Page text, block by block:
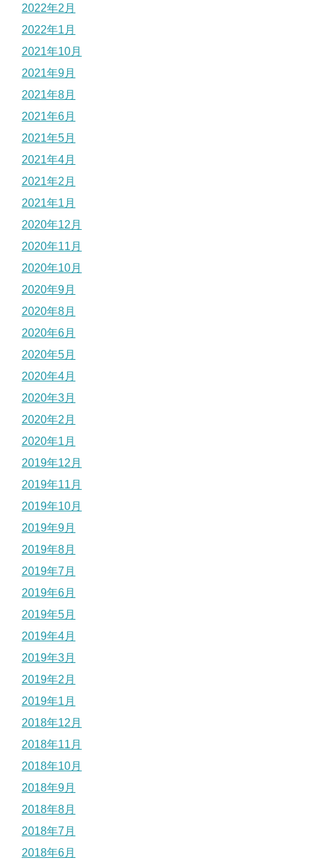
2022年2月
2022年1月
2021年10月
2021年9月
2021年8月
2021年6月
2021年5月
2021年4月
2021年2月
2021年1月
2020年12月
2020年11月
2020年10月
2020年9月
2020年8月
2020年6月
2020年5月
2020年4月
2020年3月
2020年2月
2020年1月
2019年12月
2019年11月
2019年10月
2019年9月
2019年8月
2019年7月
2019年6月
2019年5月
2019年4月
2019年3月
2019年2月
2019年1月
2018年12月
2018年11月
2018年10月
2018年9月
2018年8月
2018年7月
2018年6月